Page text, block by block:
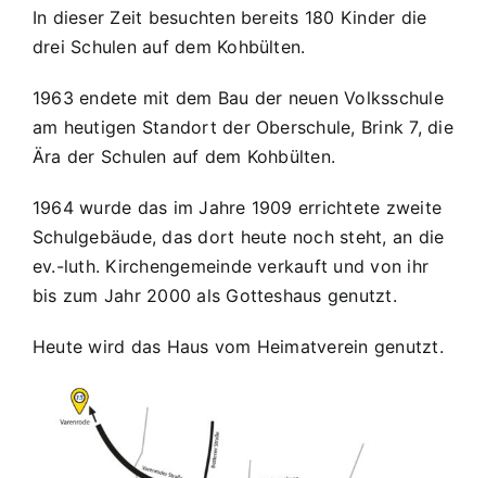
In dieser Zeit besuchten bereits 180 Kinder die
drei Schulen auf dem Kohbülten.
1963 endete mit dem Bau der neuen Volksschule
am heutigen Standort der Oberschule, Brink 7, die
Ära der Schulen auf dem Kohbülten.
1964 wurde das im Jahre 1909 errichtete zweite
Schulgebäude, das dort heute noch steht, an die
ev.-luth. Kirchengemeinde verkauft und von ihr
bis zum Jahr 2000 als Gotteshaus genutzt.
Heute wird das Haus vom Heimatverein genutzt.